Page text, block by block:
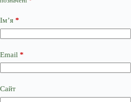
Ім’я *
Email *
Сайт